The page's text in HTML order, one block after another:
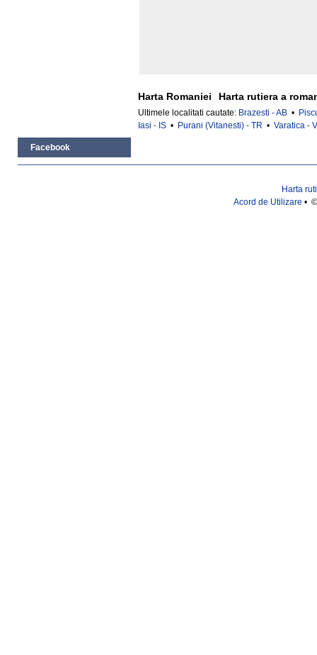
Facebook
Harta Romaniei Harta rutiera a
Ultimele localitati cautate: Brazesti - AB •
Iasi - IS • Purani (Vitanesti) - TR • Varatica -
Harta
Acord de Utilizare •